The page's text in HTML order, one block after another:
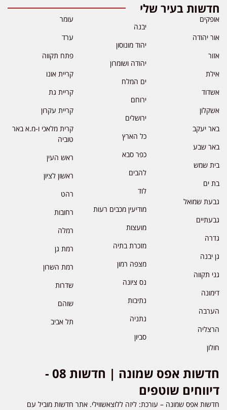
חדשות בעיר שלי
אופקים
אור יהודה
אזור
אילת
אשדוד
אשקלון
באר יעקב
באר שבע
בית שמש
בת ים
גבעת שמואל
גבעתיים
גדרה
גן יבנה
גני תקווה
דימונה
הערבה
הרצליה
חולון
יבנה
יהוד מונוסון
יהודה ושומרון
ים המלח
ירוחם
ירושלים
כל הארץ
כפר סבא
להבים
לוד
מודיעין מכבים רעות
מועצות
מזכרת בתיה
מצפה רמון
נס ציונה
נתיבות
נתניה
סביון
עומר
ערד
פתח תקווה
קריית אונו
קריית גת
קריית עקרון
קרית מלאכי ו-מ.א באר
טוביה
ראש העין
ראשון לציון
רהט
רחובות
רמלה
רמת גן
רמת השרון
שדרות
שוהם
תל אביב
חדשות אפס שמונה | חדשות 08 -
דיווחים שוטפים
חדשות אפס שמונה – עורכת: ליזה ללוצאשווילי. אתר חדשות מוביל עם